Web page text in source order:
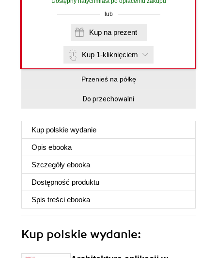
lub
Kup na prezent
Kup 1-kliknięciem
Przenieś na półkę
Do przechowalni
Kup polskie wydanie
Opis ebooka
Szczegóły ebooka
Dostępność produktu
Spis treści ebooka
Kup polskie wydanie: